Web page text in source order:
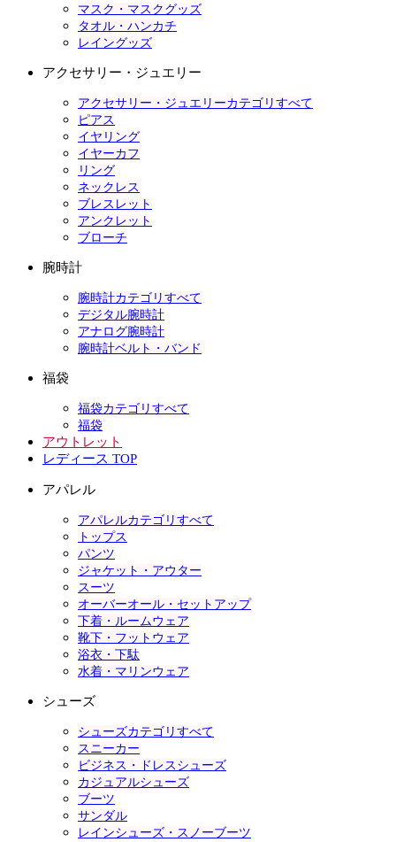
マスク・マスクグッズ
タオル・ハンカチ
レイングッズ
アクセサリー・ジュエリー
アクセサリー・ジュエリーカテゴリすべて
ピアス
イヤリング
イヤーカフ
リング
ネックレス
ブレスレット
アンクレット
ブローチ
腕時計
腕時計カテゴリすべて
デジタル腕時計
アナログ腕時計
腕時計ベルト・バンド
福袋
福袋カテゴリすべて
福袋
アウトレット
レディース TOP
アパレル
アパレルカテゴリすべて
トップス
パンツ
ジャケット・アウター
スーツ
オーバーオール・セットアップ
下着・ルームウェア
靴下・フットウェア
浴衣・下駄
水着・マリンウェア
シューズ
シューズカテゴリすべて
スニーカー
ビジネス・ドレスシューズ
カジュアルシューズ
ブーツ
サンダル
レインシューズ・スノーブーツ